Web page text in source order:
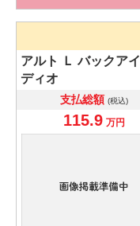
アルト
Ｌ バックア
ディオ
支払総額 (税込)
115.9 万円